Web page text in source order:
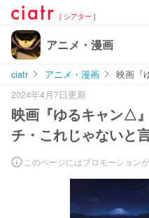
[ シアター ]
アニメ・漫画
ciatr アニメ・漫画
映画『
2024年4月7日更新
映画『ゆるキャン△
チ・これじゃないと
このページにはプロモーション